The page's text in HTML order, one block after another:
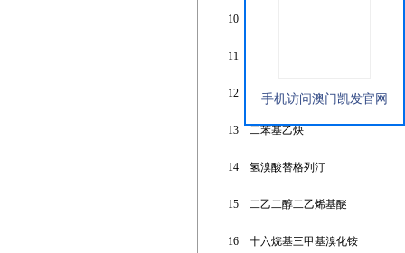
10
11
12 n-癸基三乙氧基硅烷
13 二苯基乙炔
14 氢溴酸替格列汀
15 二乙二醇二乙烯基醚
16 十六烷基三甲基溴化铵
手机访问澳门凯发官网